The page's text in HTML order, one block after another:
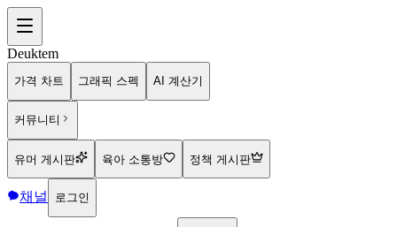
Deuktem
가격 차트 그래픽 스펙 AI 계산기
커뮤니티
유머 게시판 육아 소통방 정책 게시판
채널 로그인